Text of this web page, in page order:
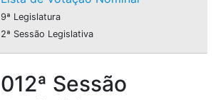
9ª Legislatura
2ª Sessão Legislativa
012ª Sessão